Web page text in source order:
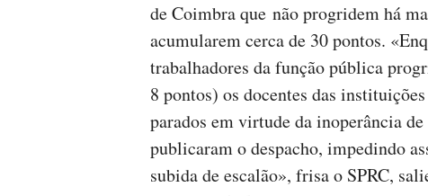
de Coimbra que não progridem há
acumularem cerca de 30 pontos.
trabalhadores da função pública
8 pontos) os docentes das
parados em virtude da inoperância
publicaram o despacho, impedindo
subida de escalão», frisa o SPRC,